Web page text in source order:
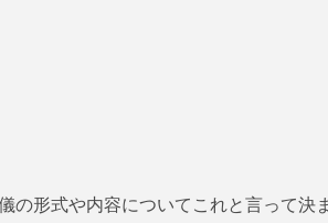
の形式や内容についてこれと言って決